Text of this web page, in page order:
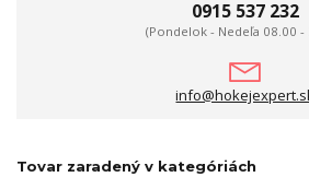
0915 537 232
(Pondelok - Nedeľa 08.00 -
Tovar zaradený v kategóriách